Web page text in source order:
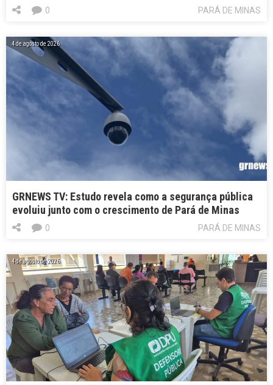
PARÁ DE MINAS
0
4 de agosto de 2026
GRNEWS TV: Estudo revela como a segurança pública
evoluiu junto com o crescimento de Pará de Minas
PARÁ DE MINAS
0
4 de agosto de 2026